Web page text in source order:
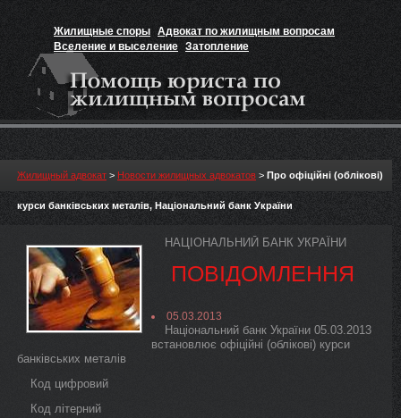
Жилищные споры Адвокат по жилищным вопросам
Вселение и выселение Затопление
Признание прав на жильё
Жилищный адвокат > Новости жилищных адвокатов > Про офіційні (облікові)
курси банківських металів, Національний банк України
НАЦІОНАЛЬНИЙ БАНК УКРАЇНИ
ПОВІДОМЛЕННЯ
05.03.2013
Національний банк України 05.03.2013
встановлює офіційні (облікові) курси
банківських металів
Код цифровий
Код літерний